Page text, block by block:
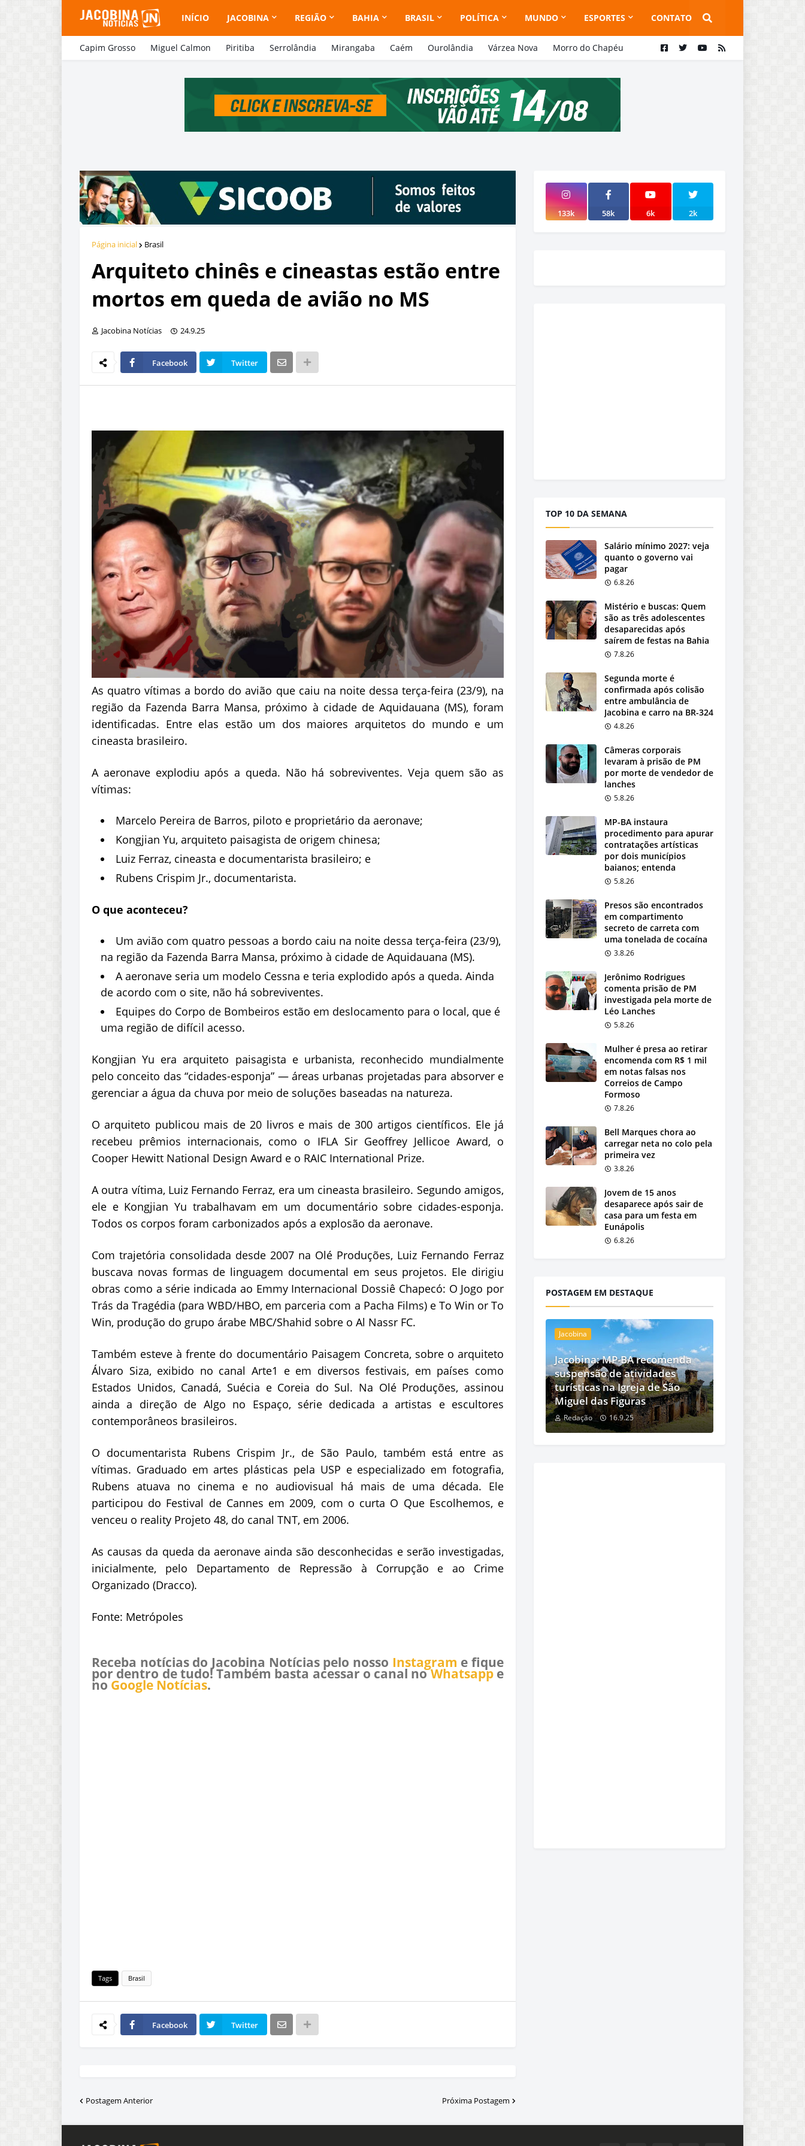
INÍCIO JACOBINA REGIÃO BAHIA BRASIL POLÍTICA MUNDO ESPORTES CONTATO
Capim Grosso Miguel Calmon Piritiba Serrolândia Mirangaba Caém Ourolândia Várzea Nova Morro do Chapéu
Página inicial Brasil
Arquiteto chinês e cineastas estão entre
mortos em queda de avião no MS
Jacobina Notícias 24.9.25
Facebook Twitter
As quatro vítimas a bordo do avião que caiu na noite dessa terça-feira (23/9), na
região da Fazenda Barra Mansa, próximo à cidade de Aquidauana (MS), foram
identificadas. Entre elas estão um dos maiores arquitetos do mundo e um
cineasta brasileiro.
A aeronave explodiu após a queda. Não há sobreviventes. Veja quem são as
vítimas:
Marcelo Pereira de Barros, piloto e proprietário da aeronave;
Kongjian Yu, arquiteto paisagista de origem chinesa;
Luiz Ferraz, cineasta e documentarista brasileiro; e
Rubens Crispim Jr., documentarista.
O que aconteceu?
Um avião com quatro pessoas a bordo caiu na noite dessa terça-feira (23/9),
na região da Fazenda Barra Mansa, próximo à cidade de Aquidauana (MS).
A aeronave seria um modelo Cessna e teria explodido após a queda. Ainda
de acordo com o site, não há sobreviventes.
Equipes do Corpo de Bombeiros estão em deslocamento para o local, que é
uma região de difícil acesso.
Kongjian Yu era arquiteto paisagista e urbanista, reconhecido mundialmente
pelo conceito das “cidades-esponja” —áreas urbanas projetadas para absorver e
gerenciar a água da chuva por meio de soluções baseadas na natureza.
O arquiteto publicou mais de 20 livros e mais de 300 artigos científicos. Ele já
recebeu prêmios internacionais, como o IFLA Sir Geoffrey Jellicoe Award, o
Cooper Hewitt National Design Award e o RAIC International Prize.
A outra vítima, Luiz Fernando Ferraz, era um cineasta brasileiro. Segundo amigos,
ele e Kongjian Yu trabalhavam em um documentário sobre cidades-esponja.
Todos os corpos foram carbonizados após a explosão da aeronave.
Com trajetória consolidada desde 2007 na Olé Produções, Luiz Fernando Ferraz
buscava novas formas de linguagem documental em seus projetos. Ele dirigiu
obras como a série indicada ao Emmy Internacional Dossiê Chapecó: O Jogo por
Trás da Tragédia (para WBD/HBO, em parceria com a Pacha Films) e To Win or To
Win, produção do grupo árabe MBC/Shahid sobre o Al Nassr FC.
Também esteve à frente do documentário Paisagem Concreta, sobre o arquiteto
Álvaro Siza, exibido no canal Arte1 e em diversos festivais, em países como
Estados Unidos, Canadá, Suécia e Coreia do Sul. Na Olé Produções, assinou
ainda a direção de Algo no Espaço, série dedicada a artistas e escultores
contemporâneos brasileiros.
O documentarista Rubens Crispim Jr., de São Paulo, também está entre as
vítimas. Graduado em artes plásticas pela USP e especializado em fotografia,
Rubens atuava no cinema e no audiovisual há mais de uma década. Ele
participou do Festival de Cannes em 2009, com o curta O Que Escolhemos, e
venceu o reality Projeto 48, do canal TNT, em 2006.
As causas da queda da aeronave ainda são desconhecidas e serão investigadas,
inicialmente, pelo Departamento de Repressão à Corrupção e ao Crime
Organizado (Dracco).
Fonte: Metrópoles
Receba notícias do Jacobina Notícias pelo nosso Instagram e fique
por dentro de tudo! Também basta acessar o canal noWhatsappe
no Google Notícias.
Tags Brasil
Facebook Twitter
Postagem Anterior Próxima Postagem
133k 58k 6k 2k
TOP 10 DA SEMANA
Salário mínimo 2027: veja
quanto o governo vai
pagar
6.8.26
Mistério e buscas: Quem
são as três adolescentes
desaparecidas após
saírem de festas na Bahia
7.8.26
Segunda morte é
confirmada após colisão
entre ambulância de
Jacobina e carro na BR-324
4.8.26
Câmeras corporais
levaram à prisão de PM
por morte de vendedor de
lanches
5.8.26
MP-BA instaura
procedimento para apurar
contratações artísticas
por dois municípios
baianos; entenda
5.8.26
Presos são encontrados
em compartimento
secreto de carreta com
uma tonelada de cocaína
3.8.26
Jerônimo Rodrigues
comenta prisão de PM
investigada pela morte de
Léo Lanches
5.8.26
Mulher é presa ao retirar
encomenda com R$ 1 mil
em notas falsas nos
Correios de Campo
Formoso
7.8.26
Bell Marques chora ao
carregar neta no colo pela
primeira vez
3.8.26
Jovem de 15 anos
desaparece após sair de
casa para um festa em
Eunápolis
6.8.26
POSTAGEM EM DESTAQUE
Jacobina
Jacobina: MP-BA recomenda
suspensão de atividades
turísticas na Igreja de São
Miguel das Figuras
Redação 16.9.25